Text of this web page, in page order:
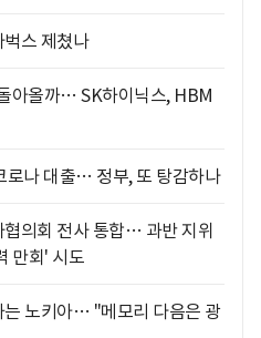
스 제쳤나
아올까… SK하이닉스, HBM
로나 대출… 정부, 또 탕감하나
의회 전사 통합… 과반 지위
만회' 시도
는 노키아… "메모리 다음은 광